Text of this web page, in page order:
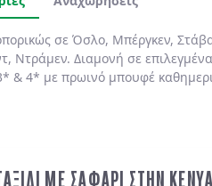
σε Όσλο, Μπέργκεν,
Ντράμεν. Διαμονή σε επιλεγμένα
& 4* με πρωινό μπουφέ
ΜΕ ΣΑΦΑΡΙ ΣΤΗΝ